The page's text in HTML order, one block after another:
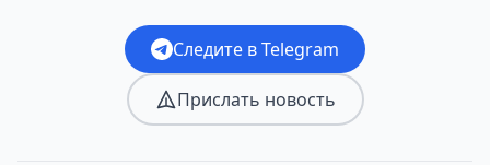
Следите в Telegram
Прислать новость